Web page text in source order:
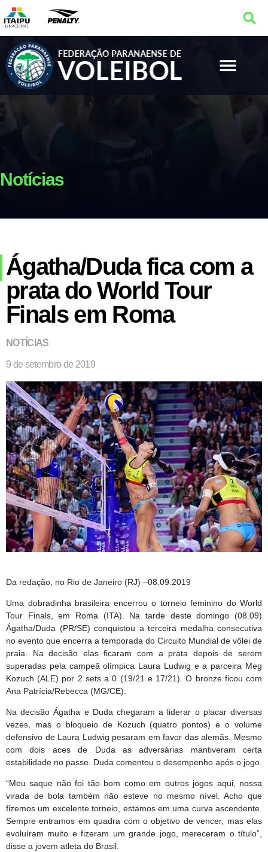
Notícias
Ágatha/Duda fica com a
prata do World Tour
Finals em Roma
NOTÍCIAS
9 de setembro de 2019
Da redação, no Rio de Janeiro (RJ) –08.09.2019
Uma dobradinha brasileira encerrou o torneio feminino do World
Tour Finals, em Roma (ITA). Na tarde deste domingo (08.09)
Ágatha/Duda (PR/SE) conquistou a terceira medalha consecutiva
no evento que encerra a temporada do Circuito Mundial de vôlei de
praia. Na decisão elas ficaram com a prata depois de serem
superadas pela campeã olímpica Laura Ludwig e a parceira Meg
Kozuch (ALE) por 2 sets a 0 (19/21 e 17/21). O bronze ficou com
Ana Patrícia/Rebecca (MG/CE).
Na decisão Ágatha e Duda chegaram a liderar o placar diversas
vezes, mas o bloqueio de Kozuch (quatro pontos) e o volume
defensivo de Laura Ludwig pesaram em favor das alemãs. Mesmo
com dois aces de Duda as adversárias mantiveram certa
estabilidade no passe. Duda comentou o desempenho após o jogo.
“Meu saque não foi tão bom como em outros jogos aqui, nossa
virada de bola também não esteve no mesmo nível. Acho que
fizemos um excelente torneio, estamos em uma curva ascendente.
Sempre entramos em quadra com o objetivo de vencer, mas elas
evoluíram muito e fizeram um grande jogo, mereceram o título”,
disse a jovem atleta do Brasil.